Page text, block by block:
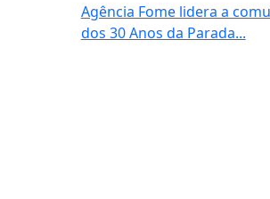
Agência Fome lidera a
dos 30 Anos da Parada...